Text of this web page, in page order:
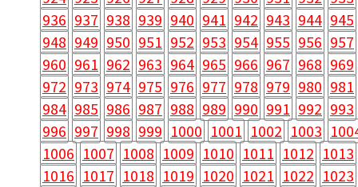
936 937 938 939 940 941 942 943 944 945
948 949 950 951 952 953 954 955 956 957
960 961 962 963 964 965 966 967 968 969
972 973 974 975 976 977 978 979 980 981
984 985 986 987 988 989 990 991 992 993
996 997 998 999 1000 1001 1002 1003
1006 1007 1008 1009 1010 1011 1012 1013
1016 1017 1018 1019 1020 1021 1022 1023